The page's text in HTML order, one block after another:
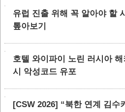
유럽 진출 위해 꼭 알아야 할
톺아보기
호텔 와이파이 노린 러시아
시 악성코드 유포
[CSW 2026] “북한 연계 김수